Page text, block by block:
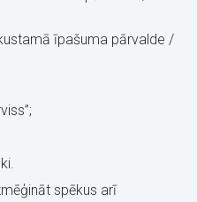
īpašuma pārvalde /
spēkus arī